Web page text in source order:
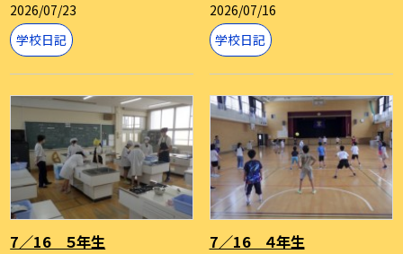
2026/07/23
学校日記
2026/07/16
学校日記
7／16 ５年生 7／16 ４年生